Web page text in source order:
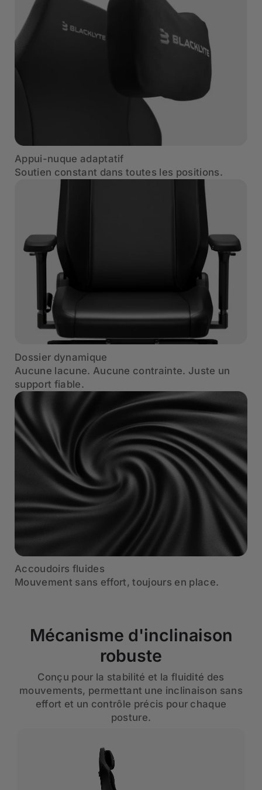
Appui-nuque adaptatif
Soutien constant dans toutes les positions.
Dossier dynamique
Aucune lacune. Aucune contrainte. Juste un
support fiable.
Accoudoirs fluides
Mouvement sans effort, toujours en place.
Mécanisme d'inclinaison
robuste
Conçu pour la stabilité et la fluidité des
mouvements, permettant une inclinaison sans
effort et un contrôle précis pour chaque
posture.